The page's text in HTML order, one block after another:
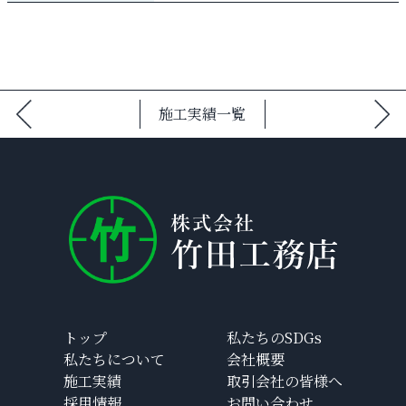
施工実績一覧
トップ
私たちについて
施工実績
私たちのSDGs
会社概要
取引会社の皆様へ